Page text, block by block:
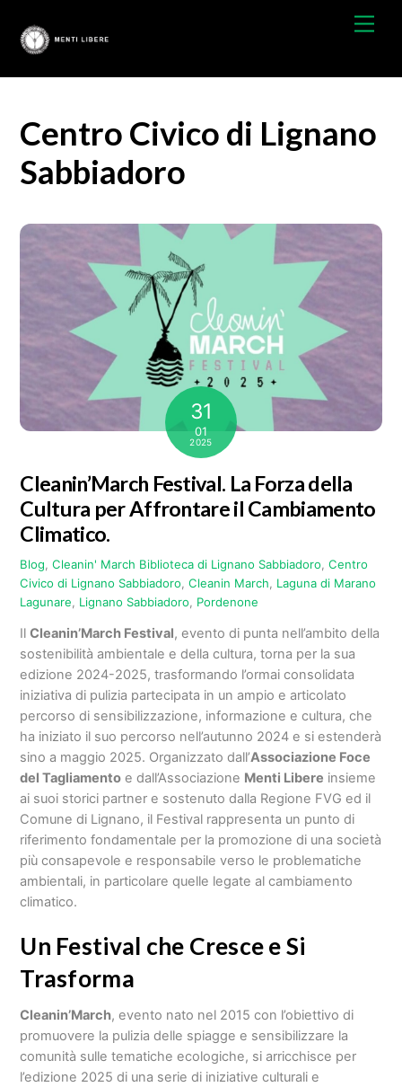
content
Centro Civico di Lignano
Sabbiadoro
31
01
2025
Cleanin’March Festival. La Forza della
Cultura per Affrontare il Cambiamento
Climatico.
Blog ,Cleanin' March Biblioteca di Lignano Sabbiadoro ,Centro
Civico di Lignano Sabbiadoro ,Cleanin March
Laguna di Marano
Lagunare
Lignano Sabbiadoro Pordenone
IlCleanin’March Festival, evento di punta nell’ambito della
sostenibilità ambientale e della cultura, torna per la sua
edizione 2024-2025, trasformando l’ormai consolidata
iniziativa di pulizia partecipata in un ampio e articolato
percorso di sensibilizzazione, informazione e cultura, che
ha iniziato il suo percorso nell’autunno 2024 e si estenderà
sino a maggio 2025. Organizzato dall’Associazione Foce
del Tagliamento e dall’Associazione Menti Libere insieme
ai suoi storici partner e sostenuto dalla Regione FVG ed il
Comune di Lignano, il Festival rappresenta un punto di
riferimento fondamentale per la promozione di una società
più consapevole e responsabile verso le problematiche
ambientali, in particolare quelle legate al cambiamento
climatico.
Un Festival che Cresce e Si
Trasforma
Cleanin’March, evento nato nel 2015 con l’obiettivo di
promuovere la pulizia delle spiagge e sensibilizzare la
comunità sulle tematiche ecologiche, si arricchisce per
l’edizione 2025 di una serie di iniziative culturali e